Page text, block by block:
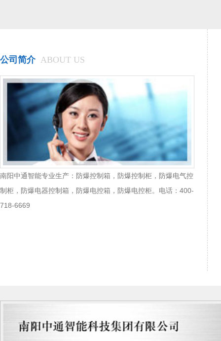
公司简介 ABOUT US
南阳中通智能专业生产：防爆控制箱，防爆控制柜，防爆电气控
制柜，防爆电器控制箱，防爆电控箱，防爆电控柜。电话：400-
718-6669